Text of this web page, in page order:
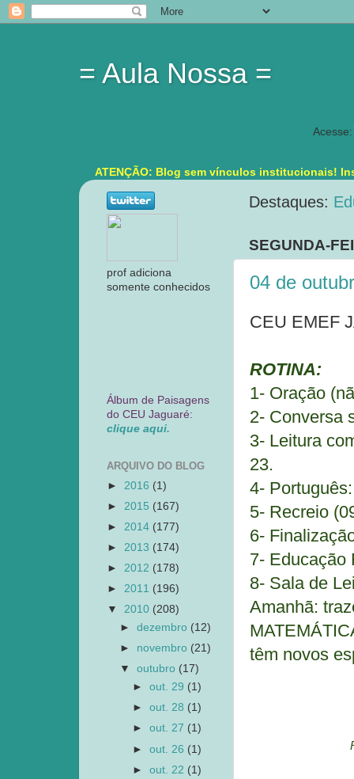
= Aula Nossa =
Acesse:
ATENÇÃO: Blog sem vínculos institucionais!
Destaques:
SEGUNDA-
04 de
CEU EMEF
ROTINA:
1- Oração
2- Conversa
3- Leitura
23.
4-
5- Recreio
6-
7- Educação
8- Sala de
Amanhã:
têm novos
prof adiciona
somente conhecidos
Álbum de Paisagens
do CEU Jaguaré:
clique aqui.
ARQUIVO DO BLOG
► 2016 (1)
► 2015 (167)
► 2014 (177)
► 2013 (174)
► 2012 (178)
► 2011 (196)
▼ 2010 (208)
►dezembro (12)
► novembro (21)
▼outubro (17)
►out. 29 (1)
►out. 28 (1)
►out. 27 (1)
►out. 26 (1)
►out. 22 (1)